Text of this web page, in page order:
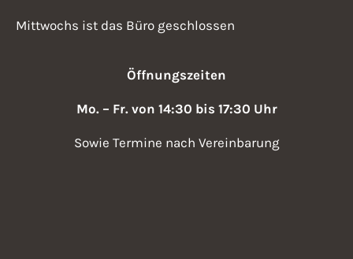
Mittwochs ist das Büro geschlossen
Öffnungszeiten
Mo. – Fr. von 14:30 bis 17:30 Uhr
Sowie Termine nach Vereinbarung